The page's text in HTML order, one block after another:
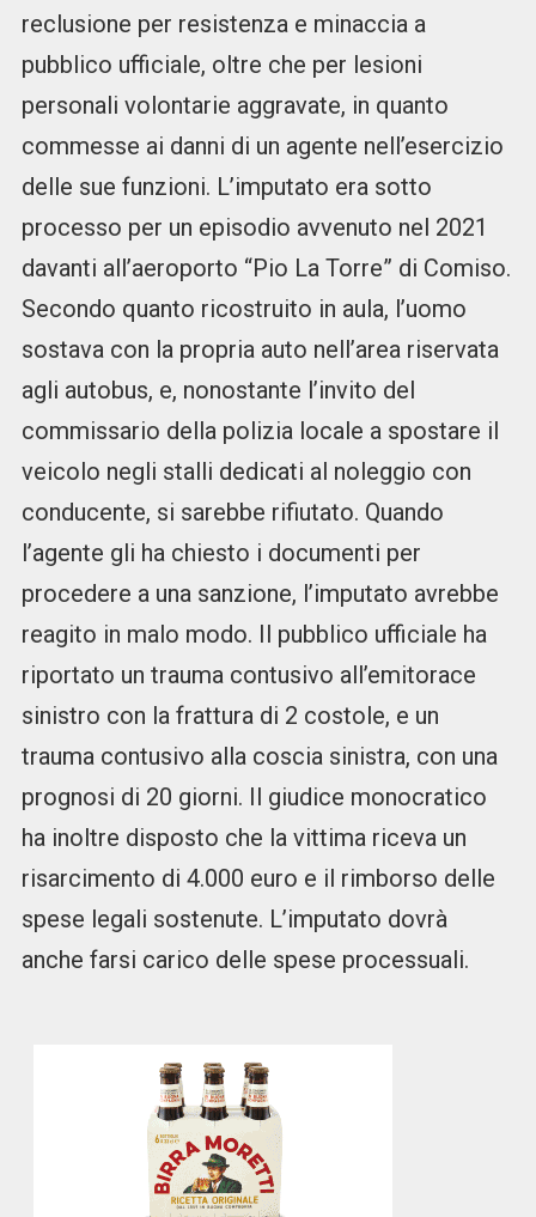
reclusione per resistenza e minaccia a
pubblico ufficiale, oltre che per lesioni
personali volontarie aggravate, in quanto
commesse ai danni di un agente nell’esercizio
delle sue funzioni. L’imputato era sotto
processo per un episodio avvenuto nel 2021
davanti all’aeroporto “Pio La Torre” di Comiso.
Secondo quanto ricostruito in aula, l’uomo
sostava con la propria auto nell’area riservata
agli autobus, e, nonostante l’invito del
commissario della polizia locale a spostare il
veicolo negli stalli dedicati al noleggio con
conducente, si sarebbe rifiutato. Quando
l’agente gli ha chiesto i documenti per
procedere a una sanzione, l’imputato avrebbe
reagito in malo modo. Il pubblico ufficiale ha
riportato un trauma contusivo all’emitorace
sinistro con la frattura di 2 costole, e un
trauma contusivo alla coscia sinistra, con una
prognosi di 20 giorni. Il giudice monocratico
ha inoltre disposto che la vittima riceva un
risarcimento di 4.000 euro e il rimborso delle
spese legali sostenute. L’imputato dovrà
anche farsi carico delle spese processuali.